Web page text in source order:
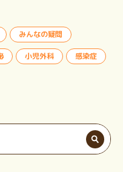
みんなの疑問
小児外科 感染症